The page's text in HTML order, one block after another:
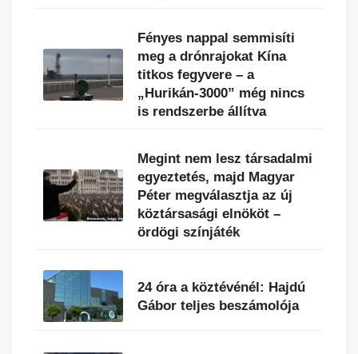
Fényes nappal semmisíti
meg a drónrajokat Kína
titkos fegyvere – a
„Hurikán-3000” még nincs
is rendszerbe állítva
Megint nem lesz társadalmi
egyeztetés, majd Magyar
Péter megválasztja az új
köztársasági elnököt –
ördögi színjáték
24 óra a köztévénél: Hajdú
Gábor teljes beszámolója